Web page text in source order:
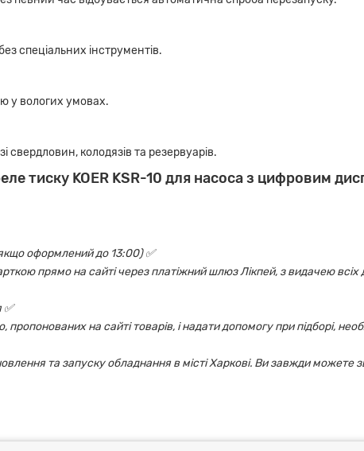
спеціальних інструментів.
у вологих умовах.
колодязів та резервуарів.
тиску KOER KSR-10 для насоса з цифровим
оформлений до 13:00) ✅
прямо на сайті через платіжний шлюз Лікпей, з видачею всіх
✅
на сайті товарів, і надати допомогу при підборі,
та запуску обладнання в місті Харкові. Ви завжди можете